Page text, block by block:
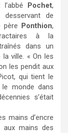
l’abbé Pochet,
desservant de
père Ponthion,
à la
dans un
ville. « On les
les pendit aux
qui tient le
monde dans
s’était
mains d’encre
mains des